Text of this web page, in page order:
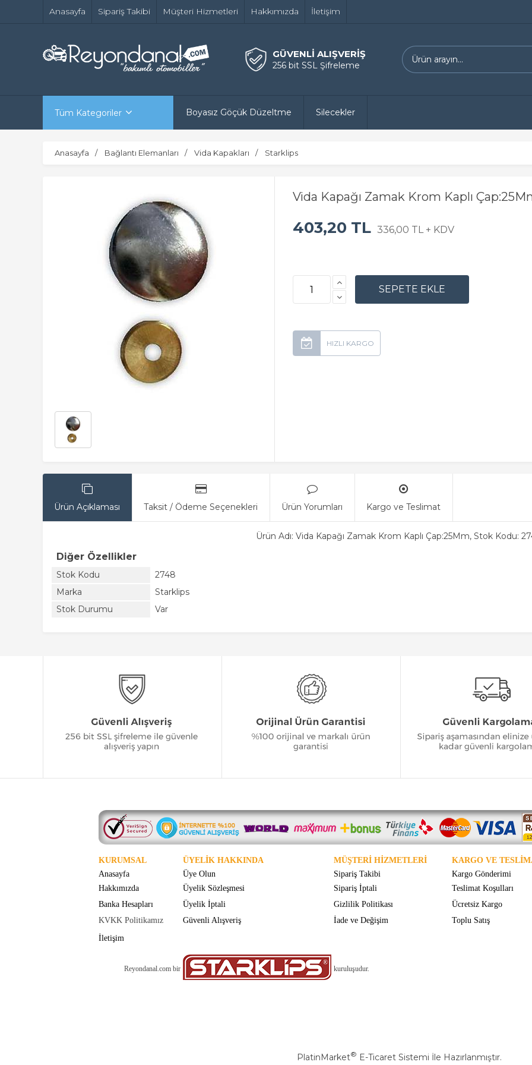
Anasayfa Sipariş Takibi Müşteri Hizmetleri Hakkımızda İletişim
GÜVENLİ ALIŞVERİŞ
256 bit SSL Şifreleme
Tüm Kategoriler Boyasız Göçük Düzeltme Silecekler
Anasayfa Bağlantı Elemanları Vida Kapakları Starklips
Vida Kapağı Zamak Krom Kaplı
403,20 TL 336,00 TL + KDV
Ürün Açıklaması Taksit / Ödeme Seçenekleri Ürün Yorumları Kargo ve Teslimat
Ürün Adı: Vida Kapağı Zamak Krom Kaplı Çap:25Mm, Stok Kodu:
Diğer Özellikler
Stok Kodu
2748
Marka
Starklips
Stok Durumu
Var
KURUMSAL ÜYELİK HAKKINDA MÜŞTERİ HİZMETLERİ
KARGO VE
Anasayfa
Üye Olun Sipariş Takibi
Kargo Gönderimi
Hakkımızda
Üyelik Sözleşmesi Sipariş İptali
Teslimat Koşulları
Banka Hesapları
Üyelik İptali Gizlilik Politikası
Ücretsiz Kargo
KVKK Politikamız
Güvenli Alışveriş İade ve Değişim
Toplu Satış
İletişim
Reyondanal.com bir kuruluşudur.
PlatinMarket® E-Ticaret Sistemi İle Hazırlanmıştır.